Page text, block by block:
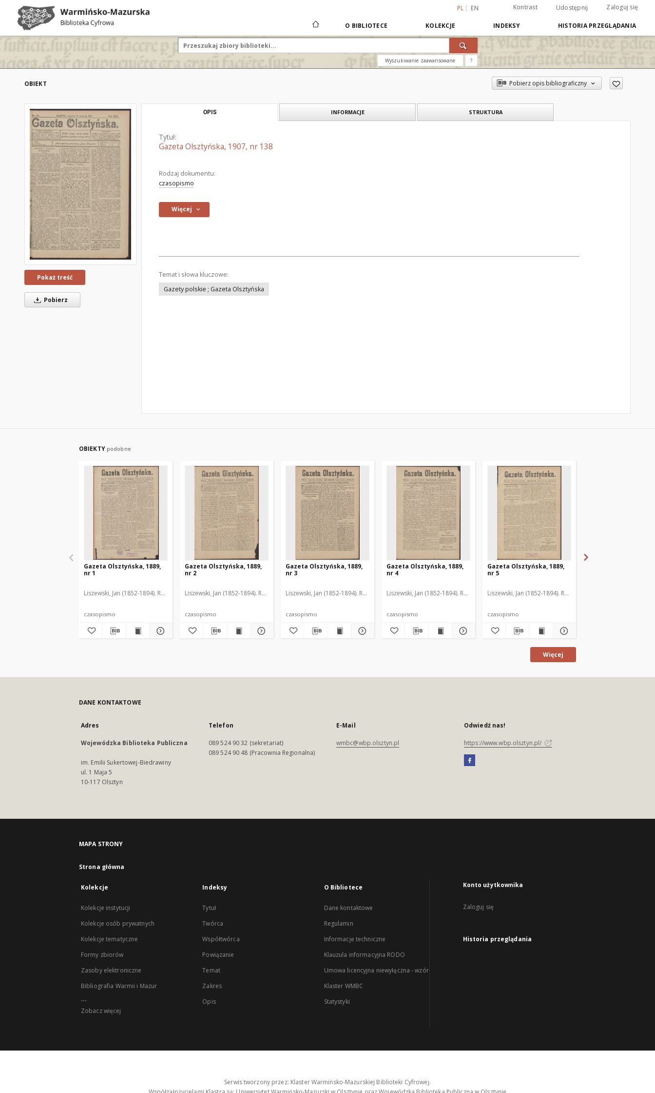
PL EN Kontrast Udostępnij Zaloguj się
O BIBLIOTECE KOLEKCJE INDEKSY HISTORIA PRZEGLĄDANIA
Wyszukiwanie zaawansowane ?
OBIEKT Pobierz opis bibliograficzny
Pokaż treść
Pobierz
OPIS INFORMACJE STRUKTURA
Tytuł:
Gazeta Olsztyńska, 1907, nr 138
Rodzaj dokumentu:
czasopismo
Więcej
Temat i słowa kluczowe:
Gazety polskie ; Gazeta Olsztyńska
OBIEKTY podobne
Gazeta Olsztyńska, 1889,
nr 1
Liszewski, Jan (1852-1894). Red.
czasopismo
Gazeta Olsztyńska, 1889,
nr 2
Liszewski, Jan (1852-1894). Red.
czasopismo
Gazeta Olsztyńska, 1889,
nr 3
Liszewski, Jan (1852-1894). Red.
czasopismo
Gazeta Olsztyńska, 1889,
nr 4
Liszewski, Jan (1852-1894). Red.
czasopismo
Gazeta Olsztyńska, 1889,
nr 5
Liszewski, Jan (1852-1894). Red.
czasopismo
Więcej
DANE KONTAKTOWE
Adres
Wojewódzka Biblioteka Publiczna
im. Emilii Sukertowej-Biedrawiny
ul. 1 Maja 5
10-117 Olsztyn
Telefon
089 524 90 32 (sekretariat)
089 524 90 48 (Pracownia Regionalna)
E-Mail
wmbc@wbp.olsztyn.pl
Odwiedź nas!
https://www.wbp.olsztyn.pl/
MAPA STRONY
Strona główna
Kolekcje
Kolekcje instytucji
Kolekcje osób prywatnych
Kolekcje tematyczne
Formy zbiorów
Zasoby elektroniczne
Bibliografia Warmii i Mazur
...
Zobacz więcej
Indeksy
Tytuł
Twórca
Współtwórca
Powiązanie
Temat
Zakres
Opis
O Bibliotece
Dane kontaktowe
Regulamin
Informacje techniczne
Klauzula informacyjna RODO
Umowa licencyjna niewyłączna - wzór
Klaster WMBC
Statystyki
Konto użytkownika
Zaloguj się
Historia przeglądania
Serwis tworzony przez: Klaster Warmińsko-Mazurskiej Biblioteki Cyfrowej.